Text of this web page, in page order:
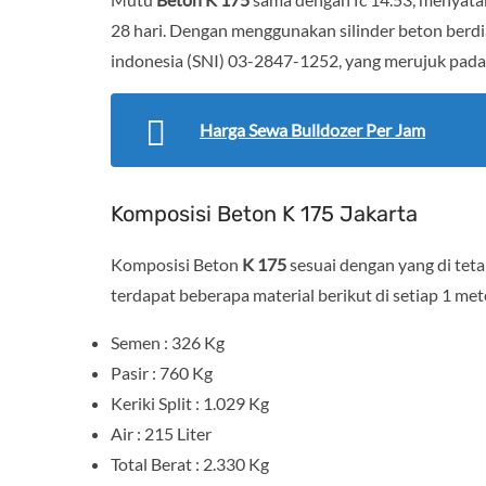
28 hari. Dengan menggunakan silinder beton
indonesia (SNI) 03-2847-1252, yang merujuk
Harga Sewa Bulldozer Per Jam
Komposisi Beton K 175 Jakarta
Komposisi Beton K 175sesuai dengan yang di
terdapat beberapa material berikut di setiap 1
Semen : 326 Kg
Pasir : 760 Kg
Keriki Split : 1.029 Kg
Air : 215 Liter
Total Berat : 2.330 Kg